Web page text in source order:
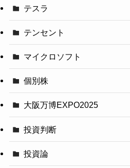
テスラ
テンセント
マイクロソフト
個別株
大阪万博EXPO2025
投資判断
投資論